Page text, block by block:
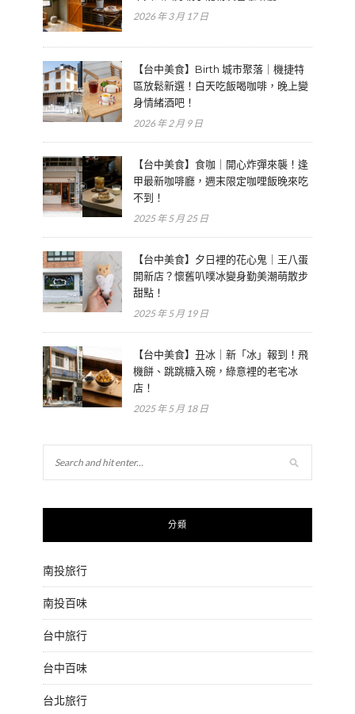
2026 年 3 月 17 日
【台中美食】Birth 城市聚落｜機捷特
區放鬆新選！白天吃飯喝咖啡，晚上變
身情緒酒吧！
2026 年 2 月 9 日
【台中美食】食咖｜開心炸彈來襲！逢
甲最新咖啡廳，週末限定咖哩飯晚來吃
不到！
2025 年 5 月 25 日
【台中美食】夕日裡的花心鬼｜王八蛋
開新店？懷舊叭噗冰變身勤美潮萌散步
甜點！
2025 年 5 月 19 日
【台中美食】丑冰｜新「冰」報到！飛
機餅、跳跳糖入碗，綠意裡的老宅冰
店！
2025 年 5 月 18 日
分類
南投旅行
南投百味
台中旅行
台中百味
台北旅行